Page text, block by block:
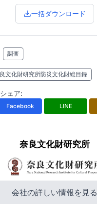
一括ダウンロード
調査
文化財研究所防災文化財総目録
ェア:
Facebook LINE
奈良文化財研究所
会社の詳しい情報を見る